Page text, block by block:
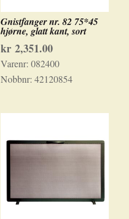
Gnistfanger nr. 82 75*45
hjørne, glatt kant, sort
kr2,351.00
Varenr: 082400
Nobbnr: 42120854